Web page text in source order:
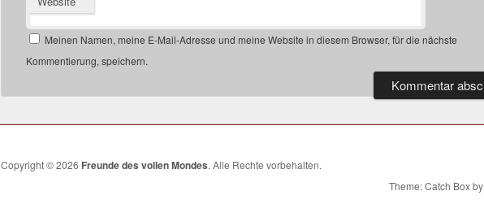
Meinen Namen, meine E-Mail-Adresse und meine Website in diesem Browser, für die nächste
Kommentierung, speichern.
Copyright © 2026 Freunde des vollen Mondes. Alle Rechte vorbehalten.
Theme: Catch Box by